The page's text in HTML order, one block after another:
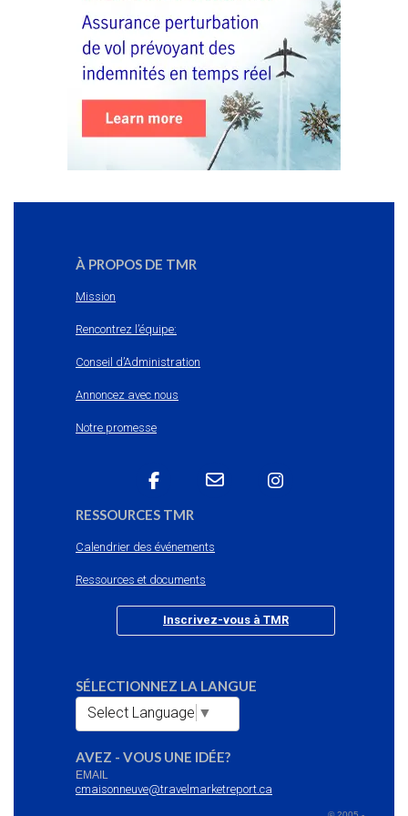
À PROPOS DE TMR
Mission
Rencontrez l’équipe:
Conseil d’Administration
Annoncez avec nous
Notre promesse
RESSOURCES TMR
Calendrier des événements
Ressources et documents
Inscrivez-vous à TMR
SÉLECTIONNEZ LA LANGUE
Select Language ▼
AVEZ - VOUS UNE IDÉE?
EMAIL
cmaisonneuve@travelmarketreport.ca